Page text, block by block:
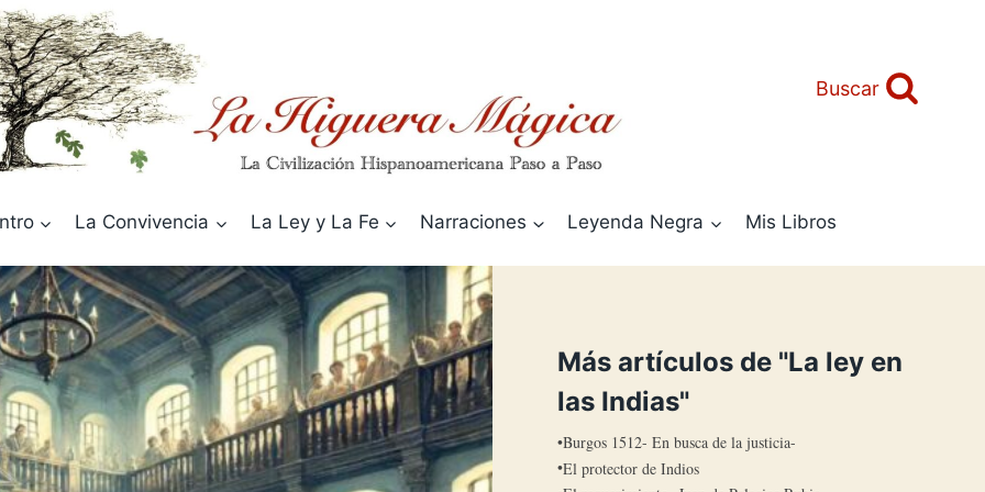
Buscar
La Convivencia La Ley y La Fe Narraciones Leyenda Negra Mis Libros
Más artículos de "La ley en
las Indias"
Burgos 1512- En busca de la justicia-
El protector de Indios